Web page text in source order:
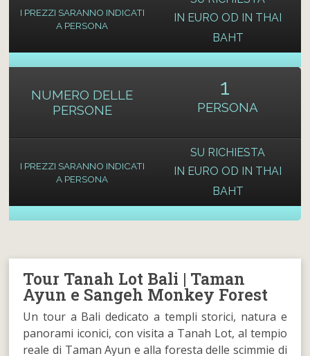
I PREZZI SARANNO INDICATI
A PERSONA
IN EURO OD IN THAI
BAHT
NUMERO DELLE
PERSONE
I PREZZI SARANNO INDICATI
A PERSONA
1
PERSONA
SU RICHIESTA
IN EURO OD IN THAI
BAHT
Tour Tanah Lot Bali | Taman
Ayun e Sangeh Monkey Forest
Un tour a Bali dedicato a templi storici, natura e
panorami iconici, con visita a Tanah Lot, al tempio
reale di Taman Ayun e alla foresta delle scimmie di